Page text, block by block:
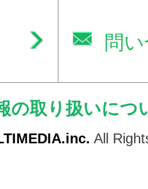
問
の取り扱いにつ
All